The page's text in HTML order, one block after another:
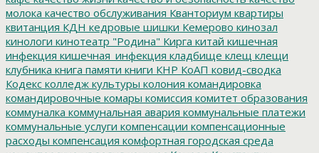
молока качество обслуживания Кванториум квартиры
квитанция КДН кедровые шишки Кемерово кинозал
кинологи кинотеатр "Родина" Кирга китай кишечная
инфекция кишечная_инфекция кладбище клещ клещи
клубника книга памяти книги КНР КоАП ковид-сводка
Кодекс колледж культуры колония командировка
командировочные комары комиссия комитет образования
коммуналка коммунальная авария коммунальные платежи
коммунальные услуги компенсации компенсационные
расходы компенсация комфортная городская среда